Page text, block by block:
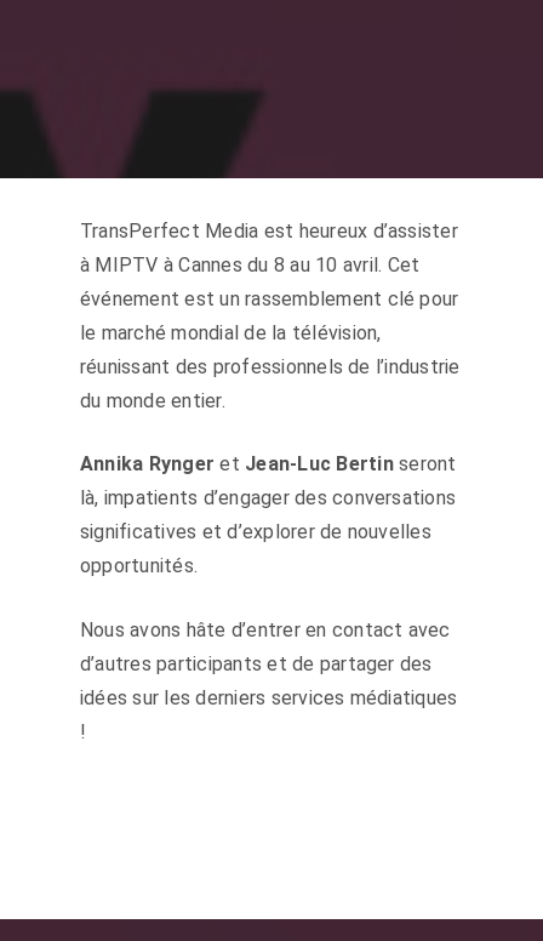
TransPerfect Media est heureux d’assister
à MIPTV à Cannes du 8 au 10 avril. Cet
événement est un rassemblement clé pour
le marché mondial de la télévision,
réunissant des professionnels de l’industrie
du monde entier.
Annika Rynger et Jean-Luc Bertinseront
là, impatients d’engager des conversations
significatives et d’explorer de nouvelles
opportunités.
Nous avons hâte d’entrer en contact avec
d’autres participants et de partager des
idées sur les derniers services médiatiques
!